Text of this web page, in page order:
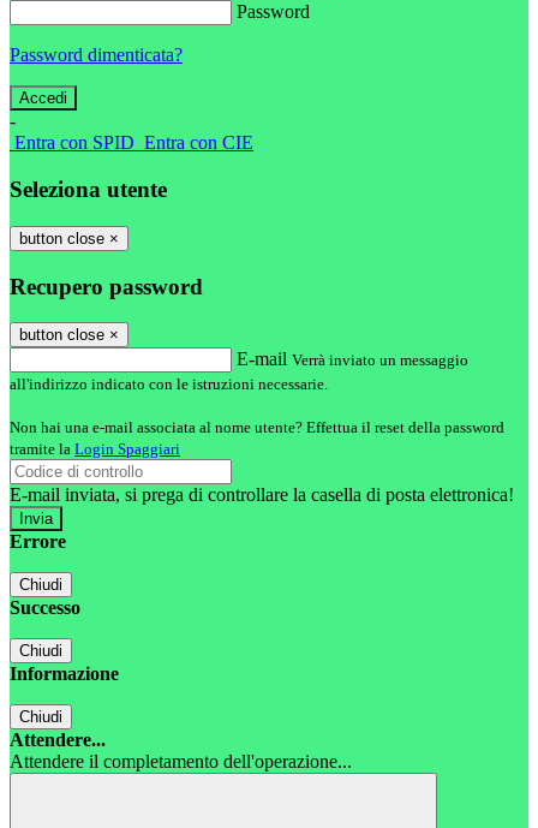
Password
Password dimenticata?
-
Entra con SPID Entra con CIE
Seleziona utente
button close ×
Recupero password
button close ×
E-mail Verrà inviato un messaggio
all'indirizzo indicato con le istruzioni necessarie.
Non hai una e-mail associata al nome utente? Effettua il reset della password
tramite la Login Spaggiari
E-mail inviata, si prega di controllare la casella di posta elettronica!
Errore
Chiudi
Successo
Chiudi
Informazione
Chiudi
Attendere...
Attendere il completamento dell'operazione...